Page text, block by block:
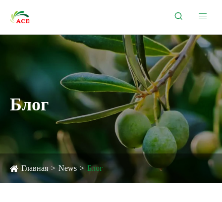
 
Блог
Главная News Блог